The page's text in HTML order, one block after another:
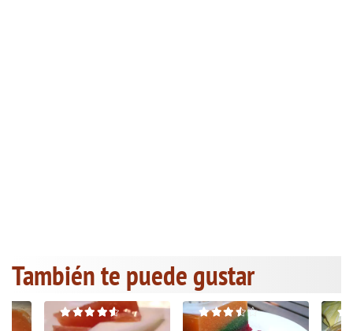
También te puede gustar